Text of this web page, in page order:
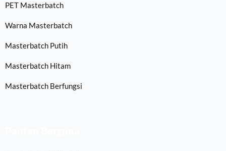
PET Masterbatch
Warna Masterbatch
Masterbatch Putih
Masterbatch Hitam
Masterbatch Berfungsi